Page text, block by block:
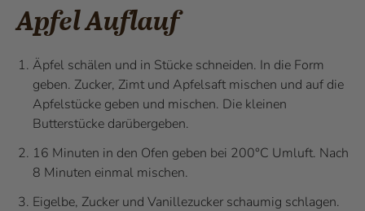
Apfel Auflauf
Äpfel schälen und in Stücke schneiden. In die Form
geben. Zucker, Zimt und Apfelsaft mischen und auf die
Apfelstücke geben und mischen. Die kleinen
Butterstücke darübergeben.
16 Minuten in den Ofen geben bei 200°C Umluft. Nach
8 Minuten einmal mischen.
Eigelbe, Zucker und Vanillezucker schaumig schlagen.